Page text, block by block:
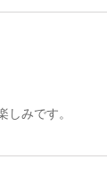
みです。